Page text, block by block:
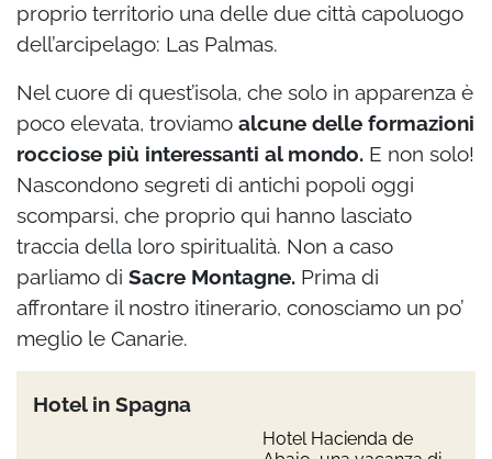
proprio territorio una delle due città capoluogo
dell’arcipelago: Las Palmas.
Nel cuore di quest’isola, che solo in apparenza è
poco elevata, troviamo alcune delle formazioni
rocciose più interessanti al mondo. E non solo!
Nascondono segreti di antichi popoli oggi
scomparsi, che proprio qui hanno lasciato
traccia della loro spiritualità. Non a caso
parliamo di Sacre Montagne. Prima di
affrontare il nostro itinerario, conosciamo un po’
meglio le Canarie.
Hotel in Spagna
Hotel Hacienda de